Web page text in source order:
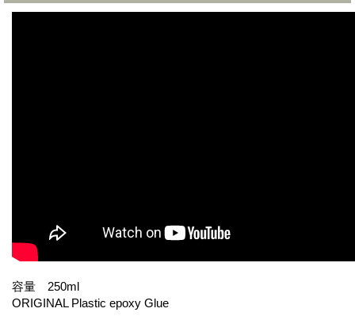
容量 250ml
ORIGINAL Plastic epoxy Glue